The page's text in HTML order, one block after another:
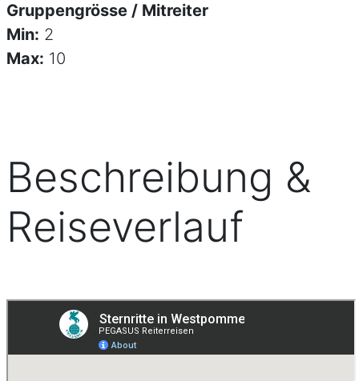
Gruppengrösse / Mitreiter
Min: 2
Max: 10
Beschreibung &
Reiseverlauf